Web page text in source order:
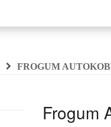
FROGUM
Frogum